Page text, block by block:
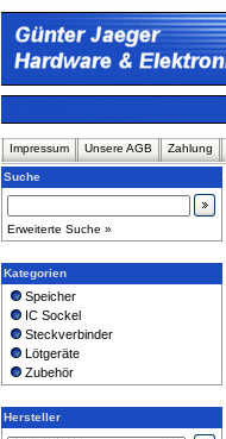
Impressum Unsere AGB Zahlung
Suche
Erweiterte Suche »
Kategorien
Speicher
IC Sockel
Steckverbinder
Lötgeräte
Zubehör
Hersteller